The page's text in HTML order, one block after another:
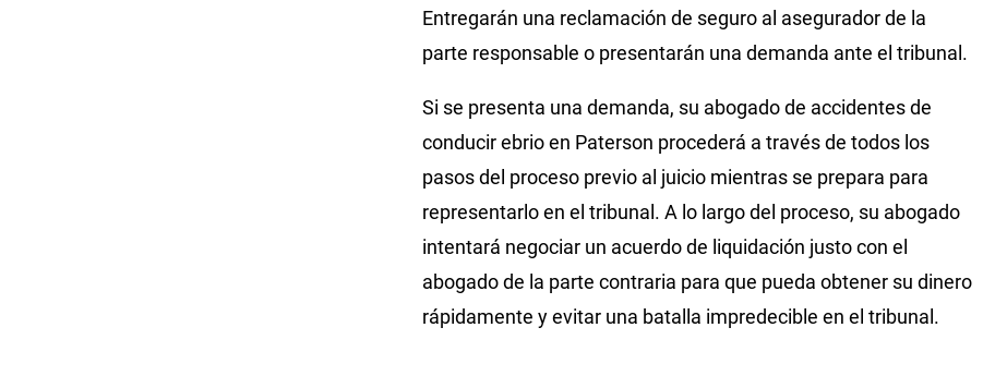
Entregarán una reclamación de seguro al asegurador de la
parte responsable o presentarán una demanda ante el tribunal.
Si se presenta una demanda, su abogado de accidentes de
conducir ebrio en Paterson procederá a través de todos los
pasos del proceso previo al juicio mientras se prepara para
representarlo en el tribunal. A lo largo del proceso, su abogado
intentará negociar un acuerdo de liquidación justo con el
abogado de la parte contraria para que pueda obtener su dinero
rápidamente y evitar una batalla impredecible en el tribunal.